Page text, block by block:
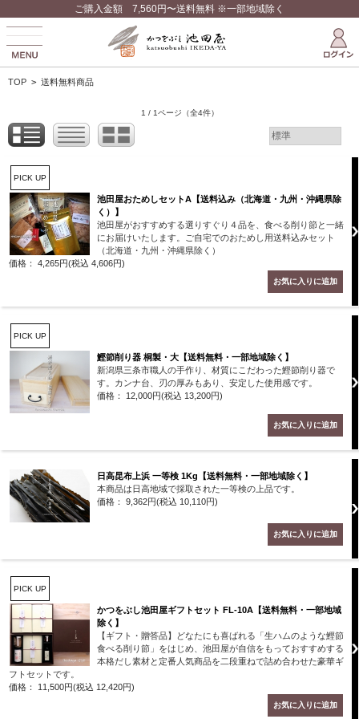
ご購入金額 7,560円〜送料無料 ※一部地域除く
TOP > 送料無料商品
1 / 1ページ （全4件）
PICK UP
池田屋おためしセットA【送料込み（北海道・九州・沖縄県除
く）】
池田屋がおすすめする選りすぐり４品を、食べる削り節と一緒
にお届けいたします。ご自宅でのおためし用送料込みセット
（北海道・九州・沖縄県除く）
価格： 4,265円(税込 4,606円)
PICK UP
鰹節削り器 桐製・大【送料無料・一部地域除く】
新潟県三条市職人の手作り、材質にこだわった鰹節削り器で
す。カンナ台、刃の厚みもあり、安定した使用感です。
価格： 12,000円(税込 13,200円)
日高昆布上浜 一等検 1Kg【送料無料・一部地域除く】
本商品は日高地域で採取された一等検の上品です。
価格： 9,362円(税込 10,110円)
PICK UP
かつをぶし池田屋ギフトセット FL-10A【送料無料・一部地域
除く】
【ギフト・贈答品】どなたにも喜ばれる「生ハムのような鰹節
食べる削り節」をはじめ、池田屋が自信をもっておすすめする
本格だし素材と定番人気商品を二段重ねで詰め合わせた豪華ギ
フトセットです。
価格： 11,500円(税込 12,420円)